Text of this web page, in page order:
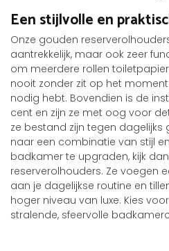
Een stijlvolle en
Onze gouden
aantrekkelijk, maar ook zeer
om meerdere rollen
nooit zonder zit op het
nodig hebt. Bovendien is de
cent en zijn ze met oog voor
ze bestand zijn tegen dagelijks
naar een combinatie van stijl
badkamer te upgraden, kijk
reserverolhouders. Ze voegen
aan je dagelijkse routine en
hoger niveau van luxe. Kies
stralende, sfeervolle